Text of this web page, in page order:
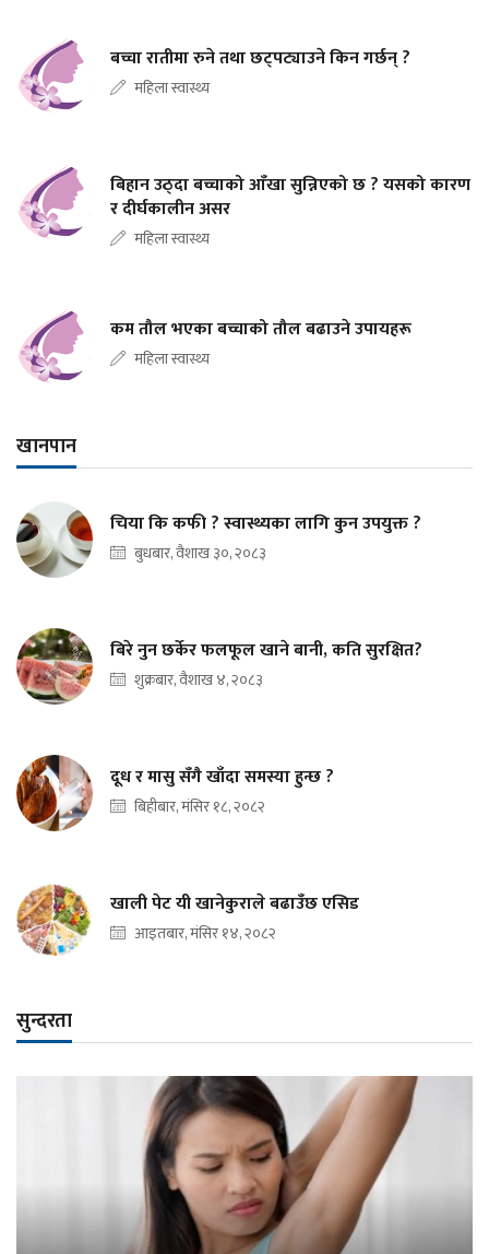
बच्चा रातीमा रुने तथा छट्पट्याउने किन गर्छन् ?
महिला स्वास्थ्य
बिहान उठ्दा बच्चाको आँखा सुन्निएको छ ? यसको कारण
र दीर्घकालीन असर
महिला स्वास्थ्य
कम तौल भएका बच्चाको तौल बढाउने उपायहरू
महिला स्वास्थ्य
खानपान
चिया कि कफी ? स्वास्थ्यका लागि कुन उपयुक्त ?
बुधबार, वैशाख ३०, २०८३
बिरे नुन छर्केर फलफूल खाने बानी, कति सुरक्षित?
शुक्रबार, वैशाख ४, २०८३
दूध र मासु सँगै खाँदा समस्या हुन्छ ?
बिहीबार, मंसिर १८, २०८२
खाली पेट यी खानेकुराले बढाउँछ एसिड
आइतबार, मंसिर १४, २०८२
सुन्दरता